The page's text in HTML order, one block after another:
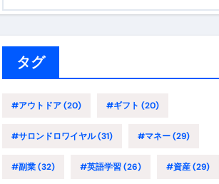
散り対策の選び方
タグ
#アウトドア(20) #ギフト (20)
#サロンドロワイヤル(31) #マネー(29)
#副業(32) #英語学習(26) #資産(29)